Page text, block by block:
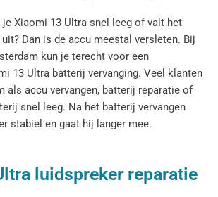
je Xiaomi 13 Ultra snel leeg of valt het
Dan is de accu meestal versleten. Bij
kun je terecht voor een
13 Ultra batterij vervanging. Veel klanten
als accu vervangen, batterij reparatie of
snel leeg. Na het batterij vervangen
stabiel en gaat hij langer mee.
luidspreker reparatie